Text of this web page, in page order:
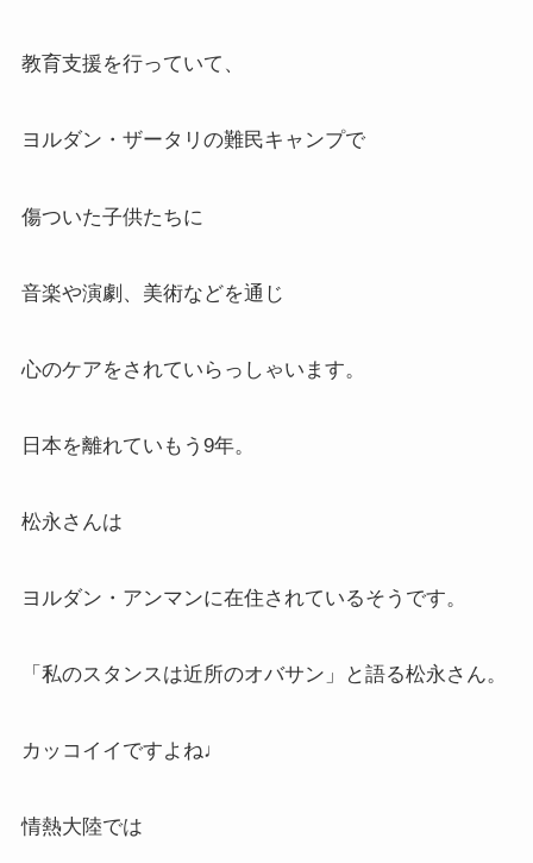
教育支援を行っていて、
ヨルダン・ザータリの難民キャンプで
傷ついた子供たちに
音楽や演劇、美術などを通じ
心のケアをされていらっしゃいます。
日本を離れていもう9年。
松永さんは
ヨルダン・アンマンに在住されているそうです。
「私のスタンスは近所のオバサン」と語る松永さん。
カッコイイですよね♩
情熱大陸では